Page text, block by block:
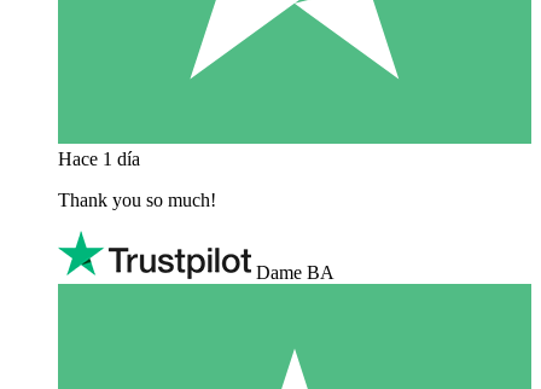
Hace 1 día
Thank you so much!
Dame BA